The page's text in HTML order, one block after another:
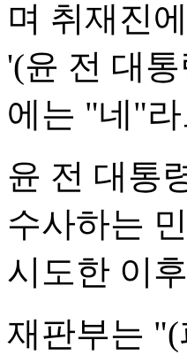
며 취재진
'(윤 전 대
에는 "네"
윤 전 대통
수사하는
시도한 이
재판부는